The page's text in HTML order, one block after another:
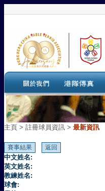
主頁 > 註冊球員資訊 > 最新資訊
中文姓名:
英文姓名:
教練姓名:
球會: